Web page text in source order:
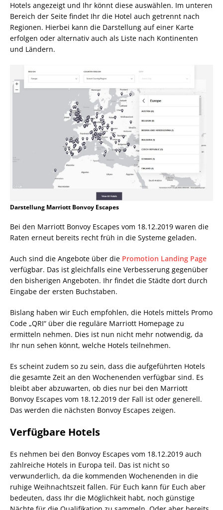
Hotels angezeigt und Ihr könnt diese auswählen. Im unteren
Bereich der Seite findet Ihr die Hotel auch getrennt nach
Regionen. Hierbei kann die Darstellung auf einer Karte
erfolgen oder alternativ auch als Liste nach Kontinenten
und Ländern.
Darstellung Marriott Bonvoy Escapes
Bei den Marriott Bonvoy Escapes vom 18.12.2019 waren die
Raten erneut bereits recht früh in die Systeme geladen.
Auch sind die Angebote über die Promotion Landing Page
verfügbar. Das ist gleichfalls eine Verbesserung gegenüber
den bisherigen Angeboten. Ihr findet die Städte dort durch
Eingabe der ersten Buchstaben.
Bislang haben wir Euch empfohlen, die Hotels mittels Promo
Code „QRI“ über die reguläre Marriott Homepage zu
ermitteln nehmen. Dies ist nun nicht mehr notwendig, da
Ihr nun sehen könnt, welche Hotels teilnehmen.
Es scheint zudem so zu sein, dass die aufgeführten Hotels
die gesamte Zeit an den Wochenenden verfügbar sind. Es
bleibt aber abzuwarten, ob dies nur bei den Marriott
Bonvoy Escapes vom 18.12.2019 der Fall ist oder generell.
Das werden die nächsten Bonvoy Escapes zeigen.
Verfügbare Hotels
Es nehmen bei den Bonvoy Escapes vom 18.12.2019 auch
zahlreiche Hotels in Europa teil. Das ist nicht so
verwunderlich, da die kommenden Wochenenden in die
ruhige Weihnachtszeit fallen. Für Euch kann für Euch aber
bedeuten, dass Ihr die Möglichkeit habt, noch günstige